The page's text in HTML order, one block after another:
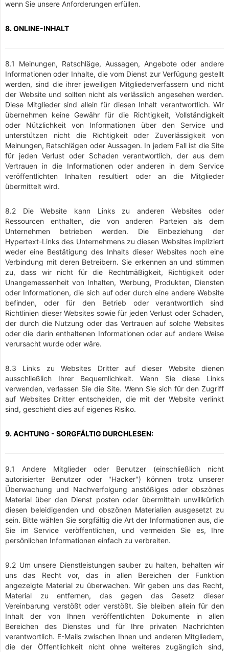
wenn Sie unsere Anforderungen erfüllen.
8. ONLINE-INHALT
8.1 Meinungen, Ratschläge, Aussagen, Angebote oder andere
Informationen oder Inhalte, die vom Dienst zur Verfügung gestellt
werden, sind die ihrer jeweiligen Mitgliederverfassern und nicht
der Website und sollten nicht als verlässlich angesehen werden.
Diese Mitglieder sind allein für diesen Inhalt verantwortlich. Wir
übernehmen keine Gewähr für die Richtigkeit, Vollständigkeit
oder Nützlichkeit von Informationen über den Service und
unterstützen nicht die Richtigkeit oder Zuverlässigkeit von
Meinungen, Ratschlägen oder Aussagen. In jedem Fall ist die Site
für jeden Verlust oder Schaden verantwortlich, der aus dem
Vertrauen in die Informationen oder anderen in dem Service
veröffentlichten Inhalten resultiert oder an die Mitglieder
übermittelt wird.
8.2 Die Website kann Links zu anderen Websites oder
Ressourcen enthalten, die von anderen Parteien als dem
Unternehmen betrieben werden. Die Einbeziehung der
Hypertext-Links des Unternehmens zu diesen Websites impliziert
weder eine Bestätigung des Inhalts dieser Websites noch eine
Verbindung mit deren Betreibern. Sie erkennen an und stimmen
zu, dass wir nicht für die Rechtmäßigkeit, Richtigkeit oder
Unangemessenheit von Inhalten, Werbung, Produkten, Diensten
oder Informationen, die sich auf oder durch eine andere Website
befinden, oder für den Betrieb oder verantwortlich sind
Richtlinien dieser Websites sowie für jeden Verlust oder Schaden,
der durch die Nutzung oder das Vertrauen auf solche Websites
oder die darin enthaltenen Informationen oder auf andere Weise
verursacht wurde oder wäre.
8.3 Links zu Websites Dritter auf dieser Website dienen
ausschließlich Ihrer Bequemlichkeit. Wenn Sie diese Links
verwenden, verlassen Sie die Site. Wenn Sie sich für den Zugriff
auf Websites Dritter entscheiden, die mit der Website verlinkt
sind, geschieht dies auf eigenes Risiko.
9. ACHTUNG - SORGFÄLTIG DURCHLESEN:
9.1 Andere Mitglieder oder Benutzer (einschließlich nicht
autorisierter Benutzer oder "Hacker") können trotz unserer
Überwachung und Nachverfolgung anstößiges oder obszönes
Material über den Dienst posten oder übermitteln unwillkürlich
diesen beleidigenden und obszönen Materialien ausgesetzt zu
sein. Bitte wählen Sie sorgfältig die Art der Informationen aus, die
Sie im Service veröffentlichen, und vermeiden Sie es, Ihre
persönlichen Informationen einfach zu verbreiten.
9.2 Um unsere Dienstleistungen sauber zu halten, behalten wir
uns das Recht vor, das in allen Bereichen der Funktion
angezeigte Material zu überwachen. Wir geben uns das Recht,
Material zu entfernen, das gegen das Gesetz dieser
Vereinbarung verstößt oder verstößt. Sie bleiben allein für den
Inhalt der von Ihnen veröffentlichten Dokumente in allen
Bereichen des Dienstes und für Ihre privaten Nachrichten
verantwortlich. E-Mails zwischen Ihnen und anderen Mitgliedern,
die der Öffentlichkeit nicht ohne weiteres zugänglich sind,